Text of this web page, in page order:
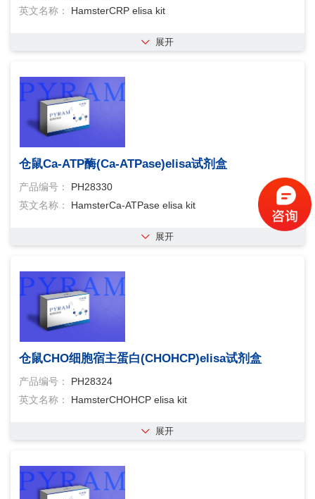
英文名称：
HamsterCRP elisa kit
展开
仓鼠Ca-ATP酶(Ca-ATPase)elisa试剂盒
产品编号：
PH28330
英文名称：
HamsterCa-ATPase elisa kit
展开
仓鼠CHO细胞宿主蛋白(CHOHCP)elisa试剂盒
产品编号：
PH28324
英文名称：
HamsterCHOHCP elisa kit
展开